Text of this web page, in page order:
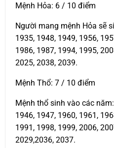
Mệnh Hỏa: 6 / 10 điểm
Người mang mệnh Hỏa sẽ
1935, 1948, 1949, 1956,
1986, 1987, 1994, 1995,
2025, 2038, 2039.
Mệnh Thổ: 7 / 10 điểm
Mệnh thổ sinh vào các
1946, 1947, 1960, 1961,
1991, 1998, 1999, 2006,
2029,2036, 2037.